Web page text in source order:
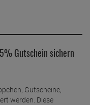
Gutschein sichern
Gutscheine,
werden. Diese